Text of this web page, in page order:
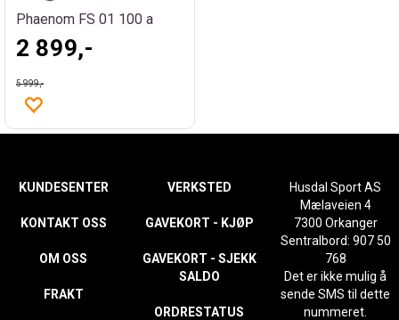
Phaenom FS 01 100 a
2 899,-
5 999,-
KUNDESENTER
KONTAKT OSS
OM OSS
FRAKT
VERKSTED
GAVEKORT - KJØP
GAVEKORT - SJEKK
SALDO
ORDRESTATUS
Husdal Sport AS
Mælaveien 4
7300 Orkanger
Sentralbord: 907 50
768
Det er ikke mulig å
sende SMS til dette
nummeret.